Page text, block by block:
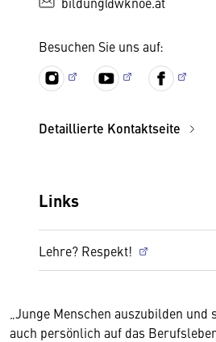
Besuchen Sie uns auf:
Detaillierte Kontaktseite
Links
Lehre? Respekt!
„Junge Menschen auszubilden
auch persönlich auf das